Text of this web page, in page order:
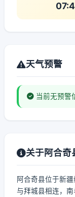
天气预警
当前无预警
关于阿合奇
阿合奇县位于新
与拜城县相连，